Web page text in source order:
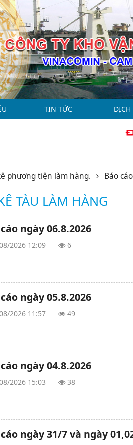
TIN TỨC DỊCH
phương tiện làm hàng. Báo
TÀU LÀM HÀNG
ngày 06.8.2026
2026 12:09 6
ngày 05.8.2026
2026 11:57 49
ngày 04.8.2026
2026 15:03 38
ngày 31/7 và ngày